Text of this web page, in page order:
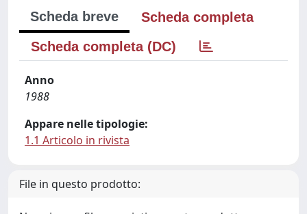
Scheda breve
Scheda completa
Scheda completa (DC)
Anno
1988
Appare nelle tipologie:
1.1 Articolo in rivista
File in questo prodotto: